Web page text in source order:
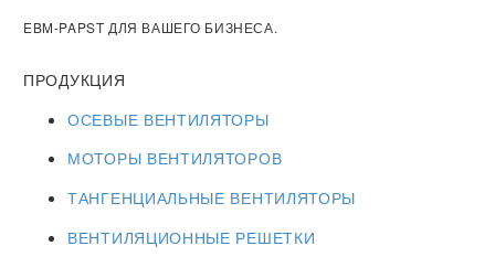
EBM-PAPST ДЛЯ ВАШЕГО БИЗНЕСА.
ПРОДУКЦИЯ
ОСЕВЫЕ ВЕНТИЛЯТОРЫ
МОТОРЫ ВЕНТИЛЯТОРОВ
ТАНГЕНЦИАЛЬНЫЕ ВЕНТИЛЯТОРЫ
ВЕНТИЛЯЦИОННЫЕ РЕШЕТКИ